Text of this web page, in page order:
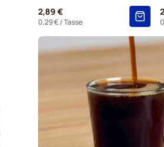
2,89 €
0,29 €/ Tasse